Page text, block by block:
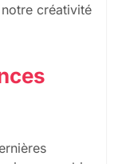
créativité